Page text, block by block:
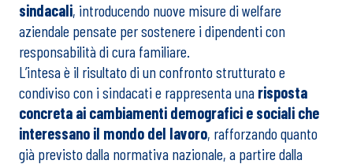
sindacali, introducendo nuove misure di welfare
aziendale pensate per sostenere i dipendenti con
responsabilità di cura familiare.
L’intesa è il risultato di un confronto strutturato e
condiviso con i sindacati e rappresenta una risposta
concreta ai cambiamenti demografici e sociali che
interessano il mondo del lavoro, rafforzando quanto
già previsto dalla normativa nazionale, a partire dalla